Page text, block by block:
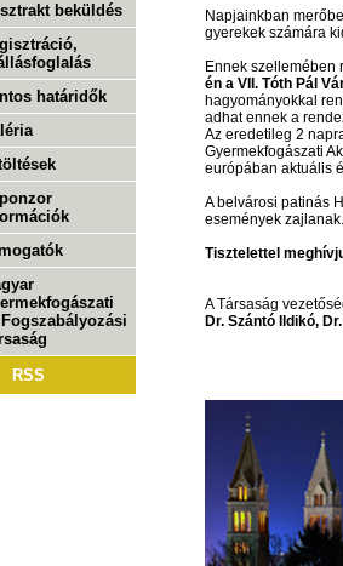
beküldés
határidők
RSS
Napjainkban
gyerekek számára
Ennek szellemében
én a VII. Tóth Pál
hagyományokkal
adhat ennek a
Az eredetileg 2
Gyermekfogászati
európában aktuális
A belvárosi patinás
események
Tisztelettel
A Társaság
Dr. Szántó Ildikó,